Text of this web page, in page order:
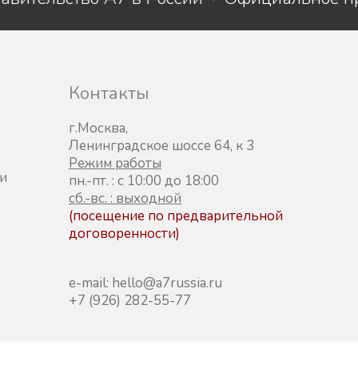
Контакты
г.Москва,
Ленинградское шоссе 64, к 3
Режим работы
пн.-пт. : с 10:00 до 18:00
сб.-вс. : выходной
(посещение по предварительной
договоренности)
e-mail: hello@a7russia.ru
+7 (926) 282-55-77